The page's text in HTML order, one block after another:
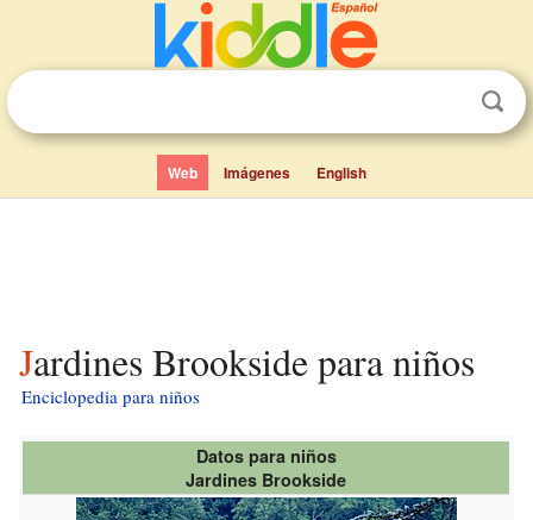
Web Imágenes English
Jardines Brookside para niños
Enciclopedia para niños
Datos para niños
Jardines Brookside